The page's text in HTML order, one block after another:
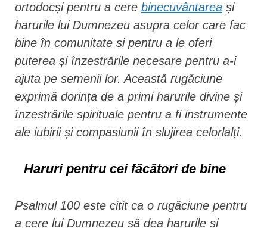
ortodocși pentru a cere binecuvântarea și
harurile lui Dumnezeu asupra celor care fac
bine în comunitate și pentru a le oferi
puterea și înzestrările necesare pentru a-i
ajuta pe semenii lor. Această rugăciune
exprimă dorința de a primi harurile divine și
înzestrările spirituale pentru a fi instrumente
ale iubirii și compasiunii în slujirea celorlalți.
Haruri pentru cei făcători de bine
Psalmul 100 este citit ca o rugăciune pentru
a cere lui Dumnezeu să dea harurile și